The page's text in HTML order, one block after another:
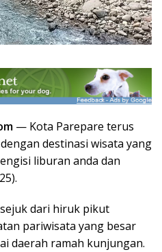
— Kota Parepare terus
destinasi wisata yang
liburan anda dan
dari hiruk pikut
pariwisata yang besar
daerah ramah kunjungan.